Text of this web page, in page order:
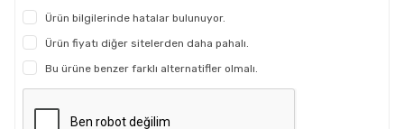
Ürün bilgilerinde hatalar bulunuyor.
Ürün fiyatı diğer sitelerden daha pahalı.
Bu ürüne benzer farklı alternatifler olmalı.